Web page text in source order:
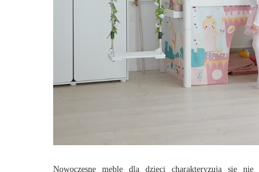
Nowoczesne meble dla dzieci charakteryzują się